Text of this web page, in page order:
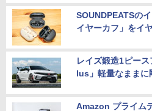
SOUNDPEATSの
イヤーカフ」をイ
レイズ鍛造1ピー
lus」軽量なままに
Amazon プライム